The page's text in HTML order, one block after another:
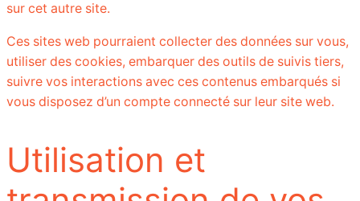
sur cet autre site.
Ces sites web pourraient collecter des données sur vous,
utiliser des cookies, embarquer des outils de suivis tiers,
suivre vos interactions avec ces contenus embarqués si
vous disposez d’un compte connecté sur leur site web.
Utilisation et